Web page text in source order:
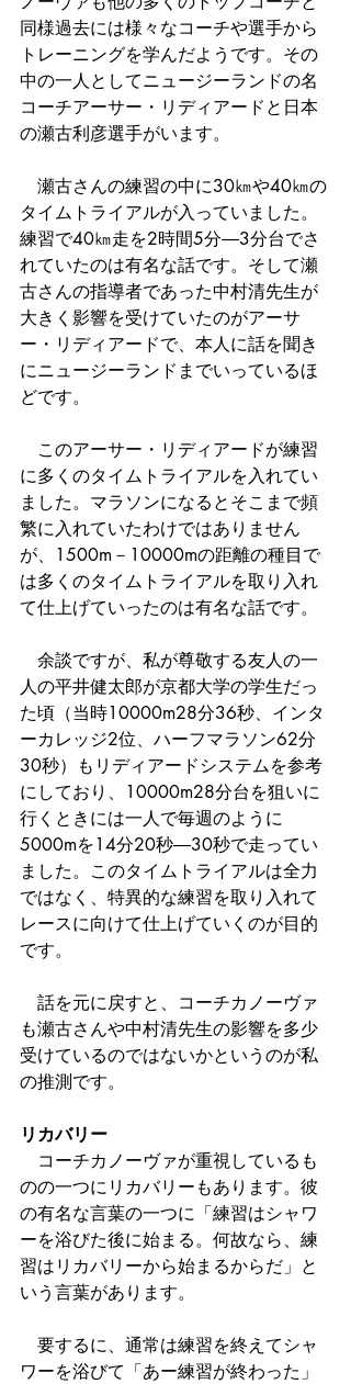
同様過去には様々なコーチや選手から
トレーニングを学んだようです。その
中の一人としてニュージーランドの名
コーチアーサー・リディアードと日本
の瀬古利彦選手がいます。
瀬古さんの練習の中に30㎞や40㎞の
タイムトライアルが入っていました。
練習で40㎞走を2時間5分―3分台でさ
れていたのは有名な話です。そして瀬
古さんの指導者であった中村清先生が
大きく影響を受けていたのがアーサ
ー・リディアードで、本人に話を聞き
にニュージーランドまでいっているほ
どです。
このアーサー・リディアードが練習
に多くのタイムトライアルを入れてい
ました。マラソンになるとそこまで頻
繁に入れていたわけではありません
が、1500m－10000mの距離の種目で
は多くのタイムトライアルを取り入れ
て仕上げていったのは有名な話です。
余談ですが、私が尊敬する友人の一
人の平井健太郎が京都大学の学生だっ
た頃（当時10000m28分36秒、インタ
ーカレッジ2位、ハーフマラソン62分
30秒）もリディアードシステムを参考
にしており、10000m28分台を狙いに
行くときには一人で毎週のように
5000mを14分20秒―30秒で走ってい
ました。このタイムトライアルは全力
ではなく、特異的な練習を取り入れて
レースに向けて仕上げていくのが目的
です。
話を元に戻すと、コーチカノーヴァ
も瀬古さんや中村清先生の影響を多少
受けているのではないかというのが私
の推測です。
リカバリー
コーチカノーヴァが重視しているも
のの一つにリカバリーもあります。彼
の有名な言葉の一つに「練習はシャワ
ーを浴びた後に始まる。何故なら、練
習はリカバリーから始まるからだ」と
いう言葉があります。
要するに、通常は練習を終えてシャ
ワーを浴びて「あー練習が終わった」